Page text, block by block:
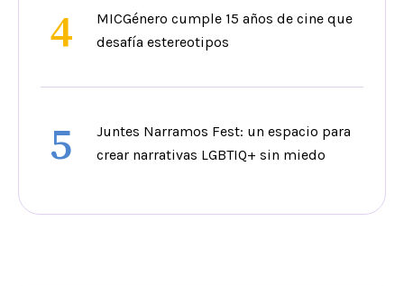
4
MICGénero cumple 15 años de cine que
desafía estereotipos
5
Juntes Narramos Fest: un espacio para
crear narrativas LGBTIQ+ sin miedo